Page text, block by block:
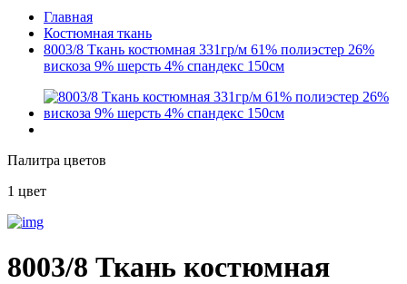
Главная
Костюмная ткань
8003/8 Ткань костюмная 331гр/м 61% полиэстер 26%
вискоза 9% шерсть 4% спандекс 150см
Палитра цветов
1 цвет
8003/8 Ткань костюмная